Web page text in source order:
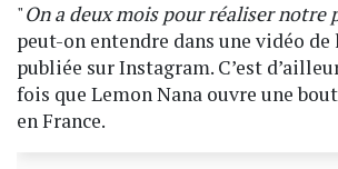
"On a deux mois pour réaliser notre
peut-on entendre dans une vidéo de
publiée sur Instagram. C’est
fois que Lemon Nana ouvre une
en France.